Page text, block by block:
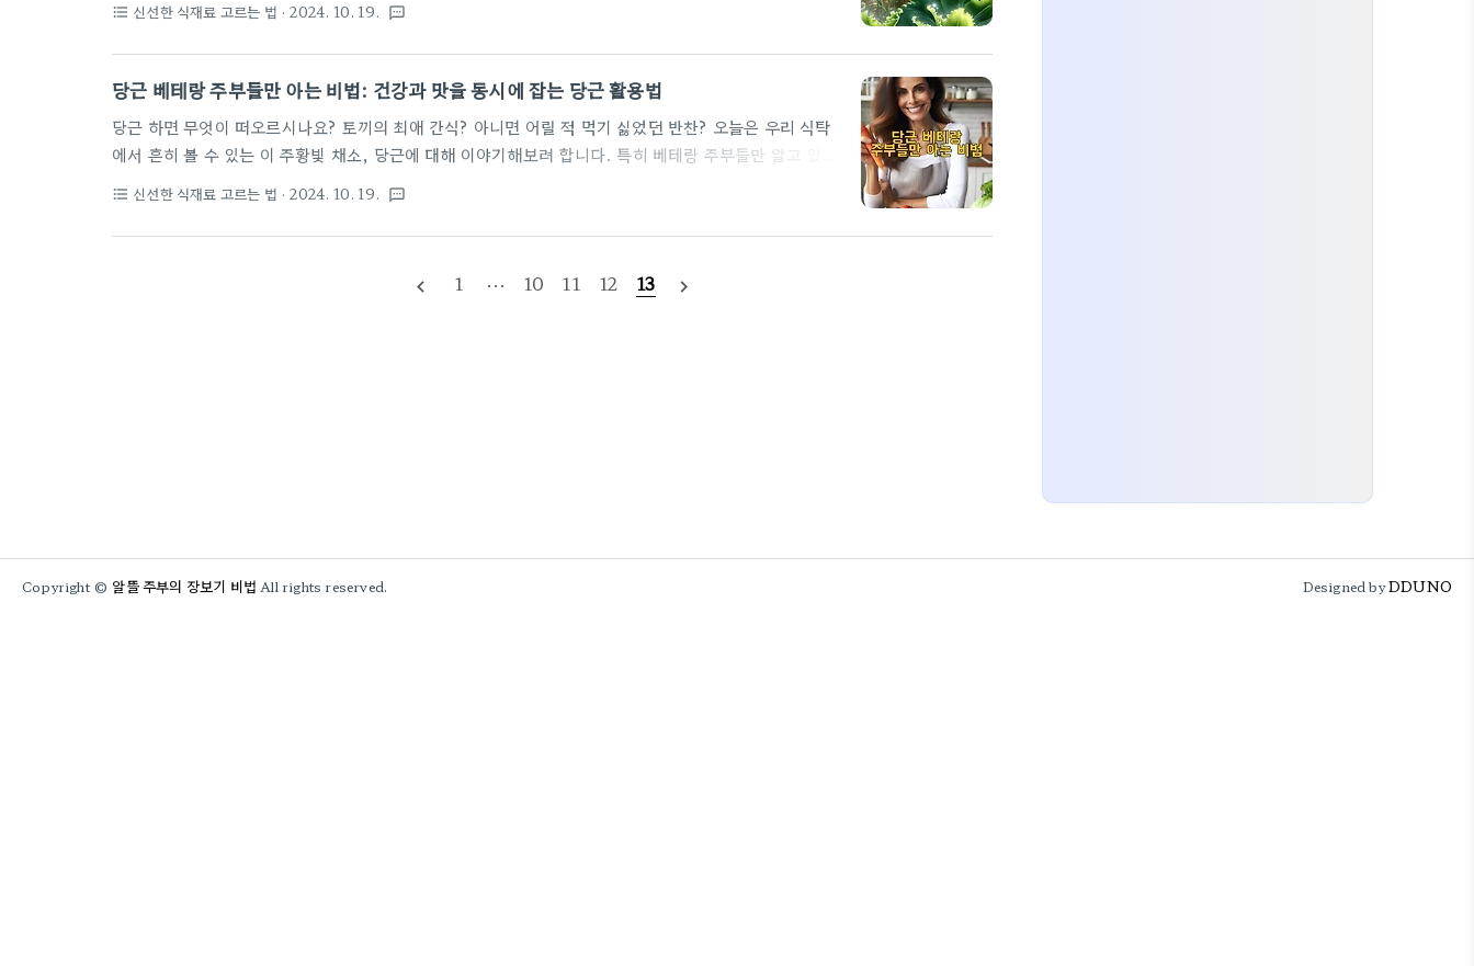
상추를 신선하게 고르기 위해서는 몇 가지 주요 포인트를 체크해야 합니다. 아래의 체크리스트를 참고하세
요.외관: 신선한 상추는 색깔이 선명하고 윤기가 납니다. 일반적으로 연한 초록색에서 진한 초록색까지 다
양하지만, 전체적으로 균일한 색상이어야 합니다. 잎이 지저분하거나 노랗게 변색된 부분은 피해야 합니
져야..
format_list_bulleted 신선한 식재료 고르는 법 · 2024. 10. 19. textsms
당근 베테랑 주부들만 아는 비법: 건강과 맛을 동시에 잡는 당근 활용법
당근 하면 무엇이 떠오르시나요? 토끼의 최애 간식? 아니면 어릴 적 먹기 싫었던 반찬? 오늘은 우리 식탁
에서 흔히 볼 수 있는 이 주황빛 채소, 당근에 대해 이야기해보려 합니다. 특히 베테랑 주부들만 알고 있는
요!1. 당근 구매부터 남다르게: 흙당근의 매력베테랑 주부들은 당근을 고를 때부터 남다른 안목을 보입니
다. 그들의 첫 번째 비법은 바로 '흙당근'을 선택하는 것입니다.흙당근 vs 세척당근: 시중에는 깨끗이 씻겨
그럴까요?영양학적 이점: 세척당근은 물에 오래 담겨 있어 영양소 손실이 일어날 수 있..
format_list_bulleted 신선한 식재료 고르는 법 · 2024. 10. 19. textsms
navigate_before 1 ··· 10 11 12 13 navigate_next
Copyright © 알뜰 주부의 장보기 비법 All rights reserved. Designed byDDUNO